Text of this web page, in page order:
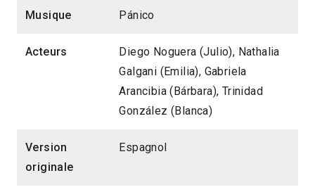
Musique Pánico
Acteurs
Diego Noguera (Julio), Nathalia
Galgani (Emilia), Gabriela
Arancibia (Bárbara), Trinidad
González (Blanca)
Version
originale
Espagnol